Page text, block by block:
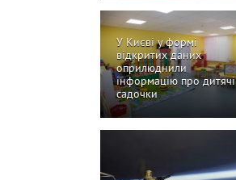
У Києві у формі
відкритих даних
оприлюднили
інформацію про дитячі
садочки